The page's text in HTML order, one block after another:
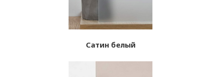
Сатин белый